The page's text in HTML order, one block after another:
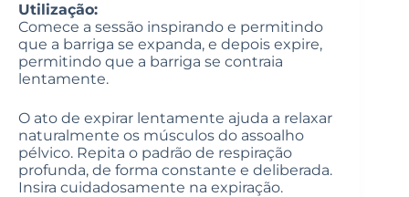
Utilização:
Comece a sessão inspirando e permitindo
que a barriga se expanda, e depois expire,
permitindo que a barriga se contraia
lentamente.
O ato de expirar lentamente ajuda a relaxar
naturalmente os músculos do assoalho
pélvico. Repita o padrão de respiração
profunda, de forma constante e deliberada.
Insira cuidadosamente na expiração.